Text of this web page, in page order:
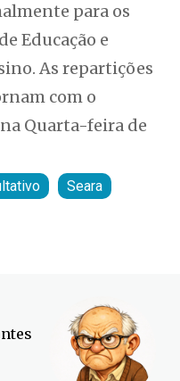
para os
Educação e
As repartições
com o
Quarta-feira de
Seara
Bordignon
Civil lança campanha
El Niño em SC